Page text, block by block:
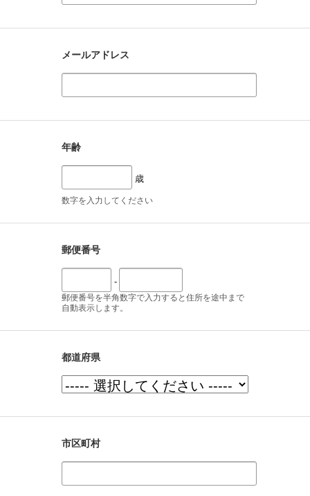
メールアドレス
年齢
歳
数字を入力してください
郵便番号
-
郵便番号を半角数字で入力すると住所を途中まで
自動表示します。
都道府県
市区町村